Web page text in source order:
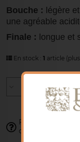
Bouche : légère
une agréable
Finale : longue et
En stock : 1 article
Franck se tient à
commande :
02